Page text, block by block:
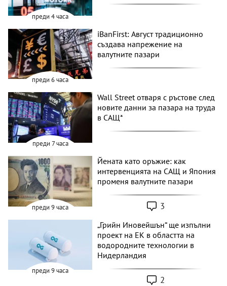
преди 4 часа
преди 6 часа
iBanFirst: Август традиционно
създава напрежение на
валутните пазари
преди 7 часа
Wall Street отваря с ръстове след
новите данни за пазара на труда
в САЩ*
преди 9 часа
Йената като оръжие: как
интервенцията на САЩ и Япония
променя валутните пазари
3
преди 9 часа
„Грийн Иновейшън“ ще изпълни
проект на ЕК в областта на
водородните технологии в
Нидерландия
2